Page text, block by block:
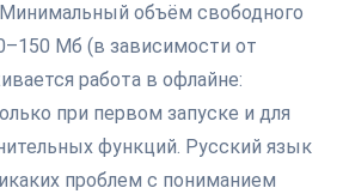
объём свободного
Мб (в зависимости от
работа в офлайне:
при первом запуске и для
функций. Русский язык
проблем с пониманием